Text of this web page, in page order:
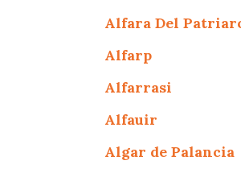
Alfara Del
Alfarp
Alfarrasi
Alfauir
Algar de Palancia